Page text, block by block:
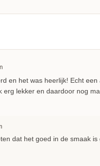
en het was heerlijk! Echt
erg lekker en daardoor nog
dat het goed in de smaak